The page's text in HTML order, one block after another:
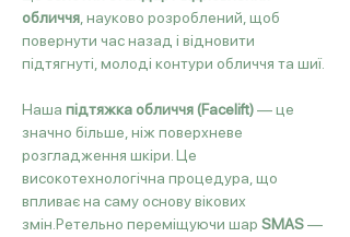
обличчя , науково розроблений, щоб
повернути час назад і відновити
підтягнуті, молоді контури обличчя та шиї.
Наша підтяжка обличчя (Facelift) — це
значно більше, ніж поверхневе
розгладження шкіри. Це
високотехнологічна процедура, що
впливає на саму основу вікових
змін.Ретельно переміщуючи шар SMAS —